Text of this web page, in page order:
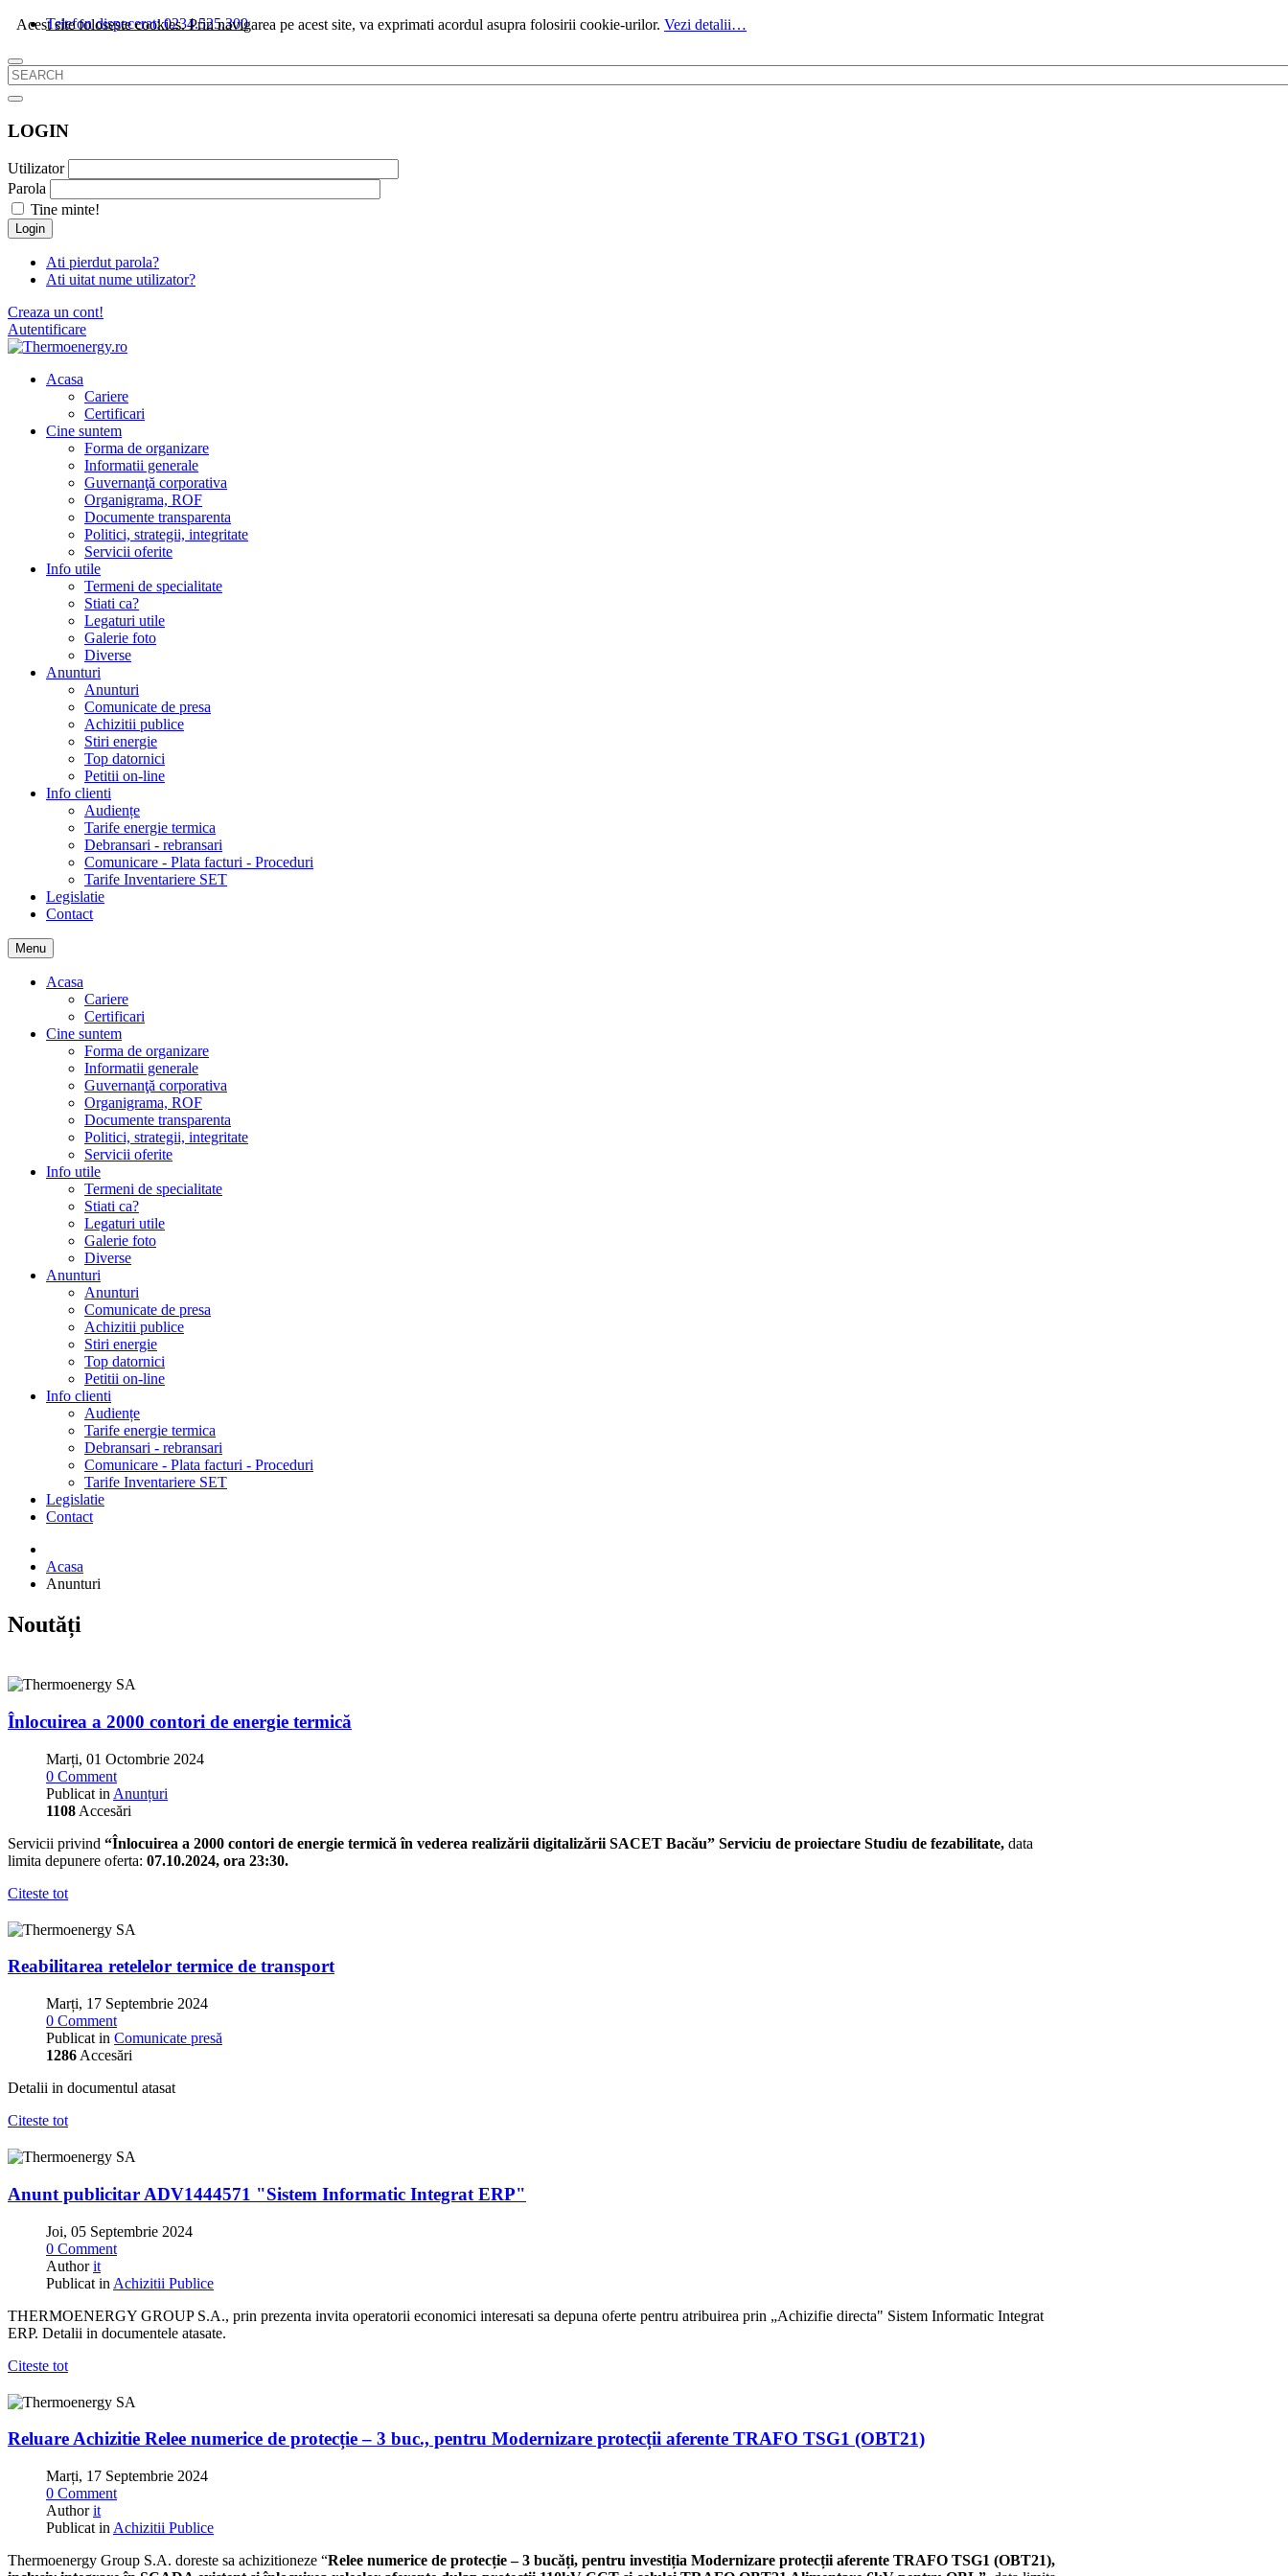
Telefon dispecerat: 0234.525.300
LOGIN
Utilizator
Parola
Tine minte!
Login
Ati pierdut parola?
Ati uitat nume utilizator?
Creaza un cont!
Autentificare
Acasa
Cariere
Certificari
Cine suntem
Forma de organizare
Informatii generale
Guvernanţă corporativa
Organigrama, ROF
Documente transparenta
Politici, strategii, integritate
Servicii oferite
Info utile
Termeni de specialitate
Stiati ca?
Legaturi utile
Galerie foto
Diverse
Anunturi
Anunturi
Comunicate de presa
Achizitii publice
Stiri energie
Top datornici
Petitii on-line
Info clienti
Audiențe
Tarife energie termica
Debransari - rebransari
Comunicare - Plata facturi - Proceduri
Tarife Inventariere SET
Legislatie
Contact
Menu
Acasa
Cariere
Certificari
Cine suntem
Forma de organizare
Informatii generale
Guvernanţă corporativa
Organigrama, ROF
Documente transparenta
Politici, strategii, integritate
Servicii oferite
Info utile
Termeni de specialitate
Stiati ca?
Legaturi utile
Galerie foto
Diverse
Anunturi
Anunturi
Comunicate de presa
Achizitii publice
Stiri energie
Top datornici
Petitii on-line
Info clienti
Audiențe
Tarife energie termica
Debransari - rebransari
Comunicare - Plata facturi - Proceduri
Tarife Inventariere SET
Legislatie
Contact
Acasa
Anunturi
Noutăți
Înlocuirea a 2000 contori de energie termică
Marți, 01 Octombrie 2024
0 Comment
Publicat in Anunțuri
1108 Accesări
Servicii privind “Înlocuirea a 2000 contori de energie termică în vederea realizării digitalizării SACET Bacău” Serviciu de proiectare Studiu de fezabilitate, data
limita depunere oferta: 07.10.2024, ora 23:30.
Citeste tot
Reabilitarea retelelor termice de transport
Marți, 17 Septembrie 2024
0 Comment
Publicat in Comunicate presă
1286 Accesări
Detalii in documentul atasat
Citeste tot
Anunt publicitar ADV1444571 "Sistem Informatic Integrat ERP"
Joi, 05 Septembrie 2024
0 Comment
Authorit
Publicat in Achizitii Publice
THERMOENERGY GROUP S.A., prin prezenta invita operatorii economici interesati sa depuna oferte pentru atribuirea prin „Achizifie directa" Sistem Informatic Integrat
ERP. Detalii in documentele atasate.
Citeste tot
Reluare Achizitie Relee numerice de protecție – 3 buc., pentru Modernizare protecții aferente TRAFO TSG1 (OBT21)
Marți, 17 Septembrie 2024
0 Comment
Authorit
Publicat in Achizitii Publice
Thermoenergy Group S.A. doreste sa achizitioneze “Relee numerice de protecție – 3 bucăți, pentru investiția Modernizare protecții aferente TRAFO TSG1 (OBT21),
Acest site foloseste cookies. Prin navigarea pe acest site, va exprimati acordul asupra folosirii cookie-urilor. Vezi detalii…